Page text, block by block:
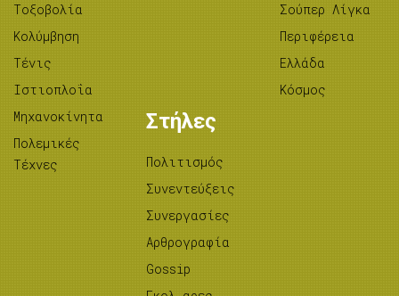
Tοξοβολία
Κολύμβηση
Τένις
Ιστιοπλοΐα
Μηχανοκίνητα
Πολεμικές
Τέχνες
Σούπερ Λίγκα
Περιφέρεια
Ελλάδα
Κόσμος
Στήλες
Πολιτισμός
Συνεντεύξεις
Συνεργασίες
Αρθρογραφία
Gossip